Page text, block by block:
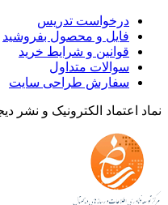
درخواست تدریس
فایل و محصول بفروشید
قوانین و شرایط خرید
سوالات متداول
سفارش طراحی سایت
اعتماد الکترونیک و نشر دیجیتال